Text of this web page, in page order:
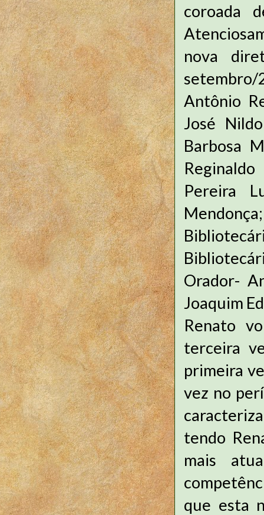
coroada
nova
Antônio
José
Barbosa
Pereira
Orador-
Joaquim
Renato
terceira
primeira
vez no
tendo
mais
que esta